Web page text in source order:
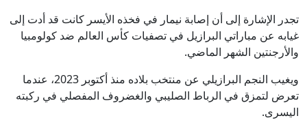
تجدر الإشارة إلى أن إصابة نيمار في فخذه الأيسر كانت قد أدت إلى
غيابه عن مباراتي البرازيل في تصفيات كأس العالم ضد كولومبيا
والأرجنتين الشهر الماضي.
ويغيب النجم البرازيلي عن منتخب بلاده منذ أكتوبر 2023، عندما
تعرض لتمزق في الرباط الصليبي والغضروف المفصلي في ركبته
اليسرى.